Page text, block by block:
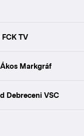
TV
Markgráf
Debreceni VSC